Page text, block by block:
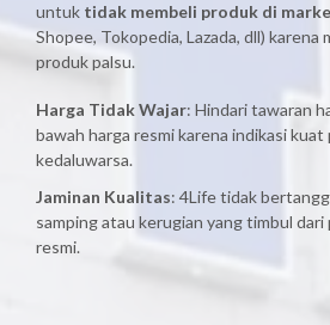
untuk tidak membeli produk di
Shopee, Tokopedia, Lazada, dll) karena
produk palsu.
Harga Tidak Wajar: Hindari tawaran
bawah harga resmi karena indikasi
kedaluwarsa.
Jaminan Kualitas: 4Life tidak
samping atau kerugian yang timbul dari
resmi.